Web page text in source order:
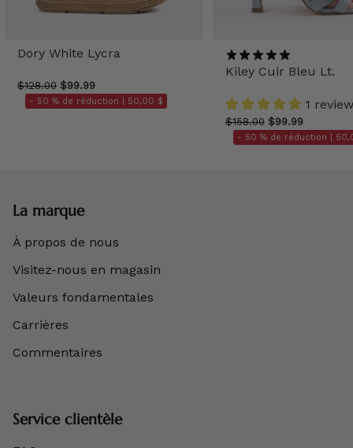
Dory White Lycra
$128.00 $99.99
- 50 % de réduction | 50,00 $
Kiley Cuir Bleu Lt.
1 review
$158.00 $99.99
- 50 % de réduction |
La marque
À propos de nous
Visitez-nous en magasin
Valeurs fondamentales
Carrières
Commentaires
Service clientèle